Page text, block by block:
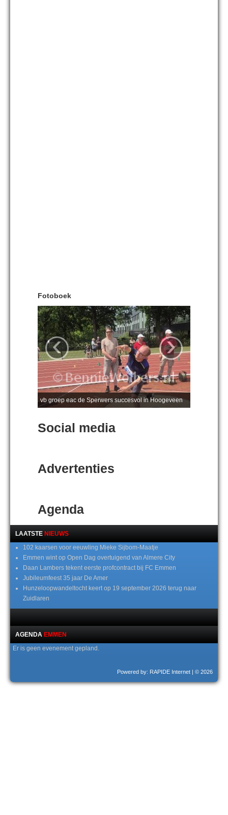
Fotoboek
vb groep eac de Sperwers succesvol in Hoogeveen
‹ ›
Social media
Advertenties
Agenda
LAATSTE NIEUWS
102 kaarsen voor eeuwling Mieke Sijbom-Maatje
Emmen wint op Open Dag overtuigend van Almere City
Daan Lambers tekent eerste profcontract bij FC Emmen
Jubileumfeest 35 jaar De Amer
Hunzeloopwandeltocht keert op 19 september 2026 terug naar
Zuidlaren
AGENDA EMMEN
Er is geen evenement gepland.
Powered by: RAPIDE Internet | © 2026